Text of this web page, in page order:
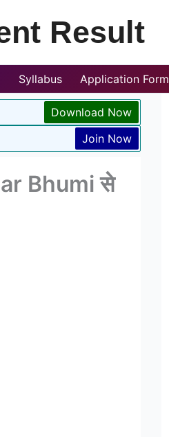
Result
Syllabus Application Form
Download Now
Join Now
Bhumi से